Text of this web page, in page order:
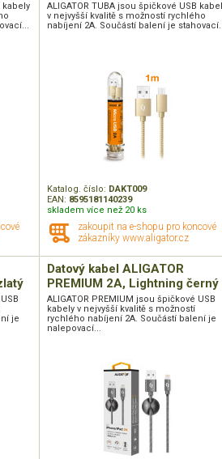
kabely
ALIGATOR TUBA jsou špičkové USB
v nejvyšší kvalitě s možností rychlého
nabíjení 2A. Součástí balení je
Katalog. číslo: DAKT009
EAN: 8595181140239
skladem více než 20 ks
zakoupit na e-shopu pro koncové
zákazníky www.aligator.cz
je
Datový kabel ALIGATOR
PREMIUM 2A, Lightning černý
ALIGATOR PREMIUM jsou špičkové USB
kabely v nejvyšší kvalitě s možností
rychlého nabíjení 2A. Součástí balení je
nalepovací...